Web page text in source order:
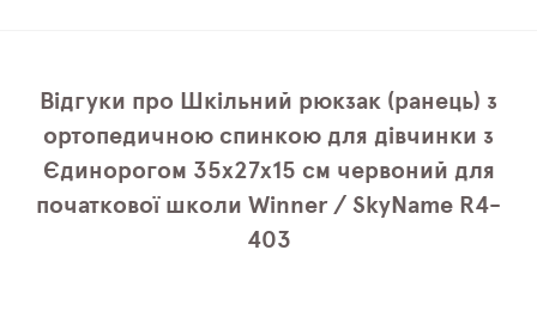
Відгуки про Шкільний рюкзак (ранець) з
ортопедичною спинкою для дівчинки з
Єдинорогом 35х27х15 см червоний для
початкової школи Winner / SkyName R4-
403